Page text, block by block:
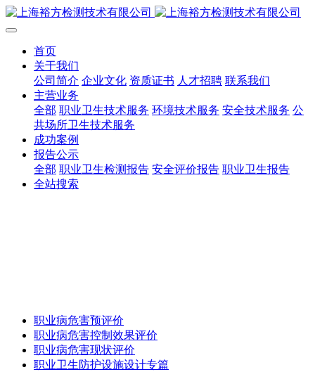
首页
关于我们
公司简介 企业文化 资质证书 人才招聘 联系我们
主营业务
全部 职业卫生技术服务 环境技术服务 安全技术服务 公
共场所卫生技术服务
成功案例
报告公示
全部 职业卫生检测报告 安全评价报告 职业卫生报告
全站搜索
职业病危害预评价
职业病危害控制效果评价
职业病危害现状评价
职业卫生防护设施设计专篇